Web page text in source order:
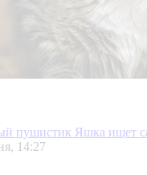
пушистик Яшка ищет
14:27